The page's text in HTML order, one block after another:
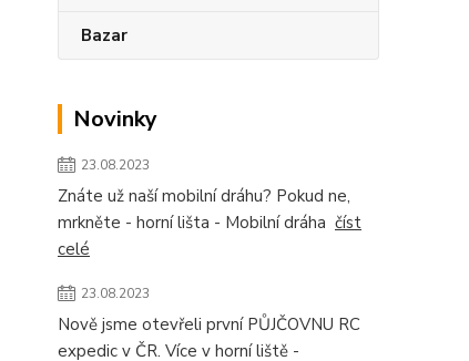
Bazar
Novinky
23.08.2023
Znáte už naší mobilní dráhu? Pokud ne,
mrkněte - horní lišta - Mobilní dráha číst
celé
23.08.2023
Nově jsme otevřeli první PŮJČOVNU RC
expedic v ČR. Více v horní liště -